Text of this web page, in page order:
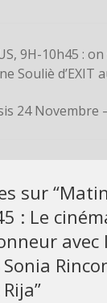
9H-10h45 :
Souliè d’EXIT
24
sur “
: Le
Sonia
”